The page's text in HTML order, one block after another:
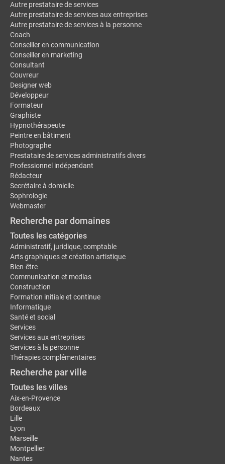
Autre prestataire de services
Autre prestataire de services aux entreprises
Autre prestataire de services à la personne
Coach
Conseiller en communication
Conseiller en marketing
Consultant
Couvreur
Designer web
Développeur
Formateur
Graphiste
Hypnothérapeute
Peintre en bâtiment
Photographe
Prestataire de services administratifs divers
Professionnel indépendant
Rédacteur
Secrétaire à domicile
Sophrologie
Webmaster
Recherche par domaines
Toutes les catégories
Administratif, juridique, comptable
Arts graphiques et création artistique
Bien-être
Communication et medias
Construction
Formation initiale et continue
Informatique
Santé et social
Services
Services aux entreprises
Services à la personne
Thérapies complémentaires
Recherche par ville
Toutes les villes
Aix-en-Provence
Bordeaux
Lille
Lyon
Marseille
Montpellier
Nantes